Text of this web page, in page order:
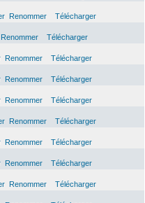
Renommer
Télécharger
Renommer
Télécharger
Renommer
Télécharger
Renommer
Télécharger
Renommer
Télécharger
Renommer
Télécharger
Renommer
Télécharger
Renommer
Télécharger
Renommer
Télécharger